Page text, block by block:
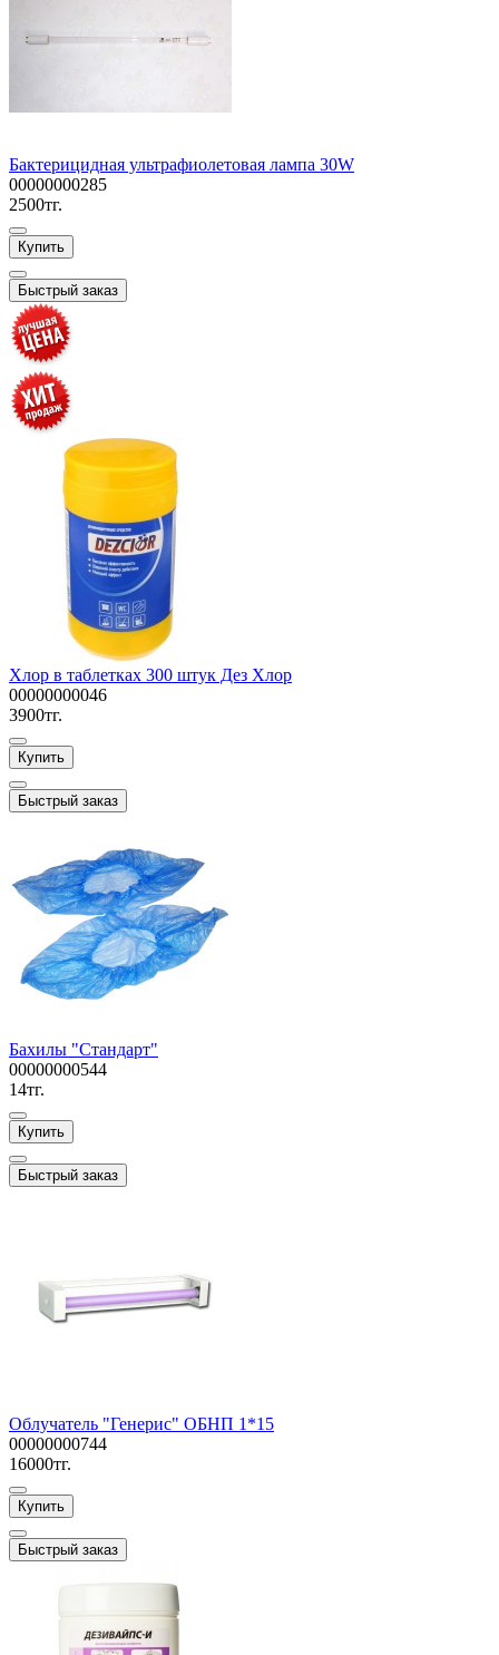
Бактерицидная ультрафиолетовая лампа 30W
00000000285
2500тг.
Купить
Быстрый заказ
Хлор в таблетках 300 штук Дез Хлор
00000000046
3900тг.
Купить
Быстрый заказ
Бахилы "Стандарт"
00000000544
14тг.
Купить
Быстрый заказ
Облучатель "Генерис" ОБНП 1*15
00000000744
16000тг.
Купить
Быстрый заказ